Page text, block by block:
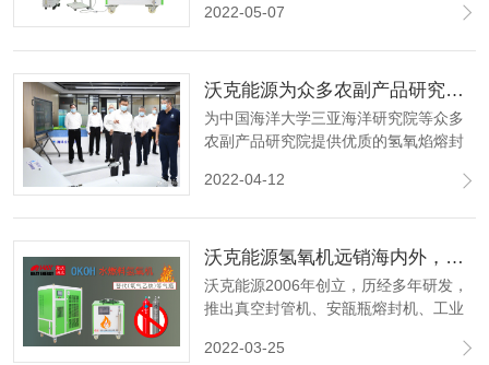
口，操作简单、保证真空、封管效率
2022-05-07
沃克能源为众多农副产品研究院提供优质氢氧焰熔封设备及解决方案
为中国海洋大学三亚海洋研究院等众多
农副产品研究院提供优质的氢氧焰熔封
一件有意义的大事。
2022-04-12
沃克能源氢氧机远销海内外，备受好评！
沃克能源2006年创立，历经多年研发，
推出真空封管机、安瓿瓶熔封机、工业
并热销海内外多家国际知名企业与高
2022-03-25